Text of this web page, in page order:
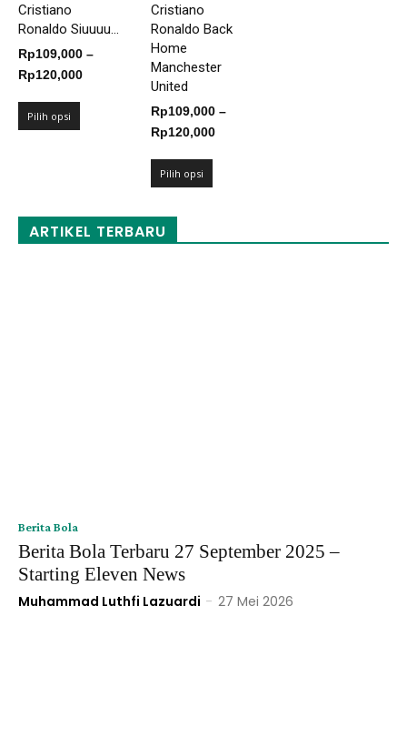
Cristiano
Ronaldo Siuuuu...
Rp109,000 –
Rp120,000Rentang
Pilih opsi
Cristiano
Ronaldo Back
Home
Manchester
United
Rp109,000 –
Rp120,000Rentang
Pilih opsi
ARTIKEL TERBARU
Berita Bola
Berita Bola Terbaru 27 September 2025 –
Starting Eleven News
Muhammad Luthfi Lazuardi - 27 Mei 2026